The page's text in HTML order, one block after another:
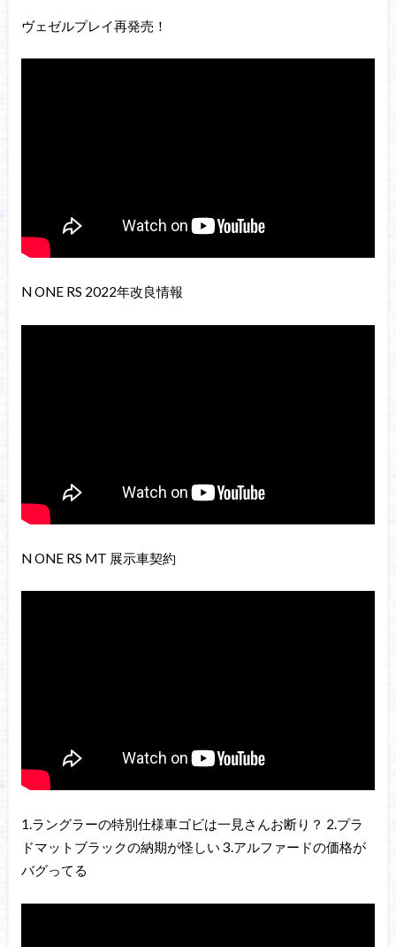
ヴェゼルプレイ再発売！
N ONE RS 2022年改良情報
N ONE RS MT 展示車契約
1.ラングラーの特別仕様車ゴビは一見さんお断り？ 2.プラ
ドマットブラックの納期が怪しい 3.アルファードの価格が
バグってる